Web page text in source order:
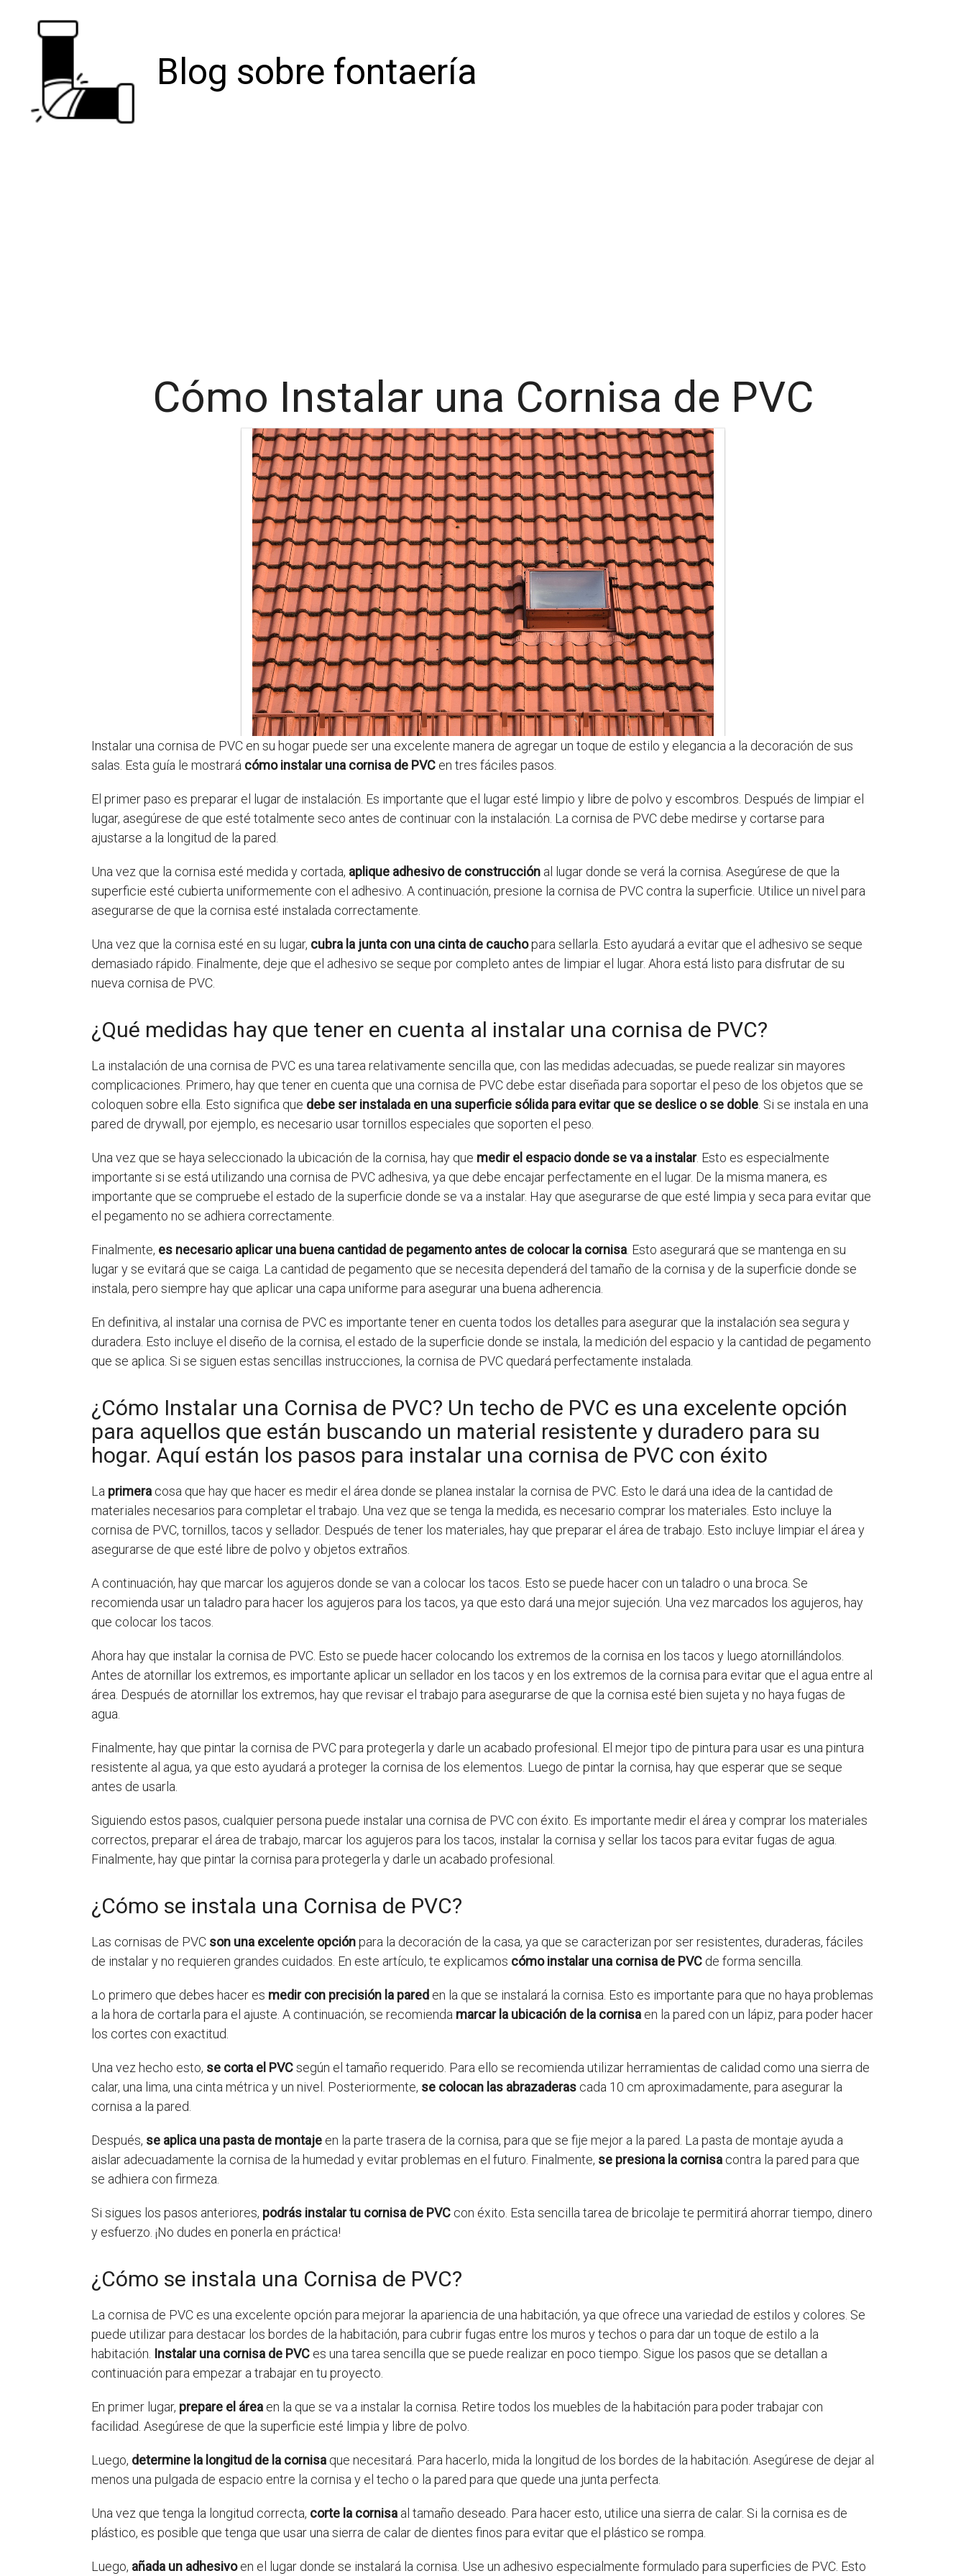
Blog sobre fontaería
Cómo Instalar una Cornisa de PVC
Instalar una cornisa de PVC en su hogar puede ser una excelente manera de agregar un toque de estilo y elegancia a la decoración de sus
salas. Esta guía le mostrará cómo instalar una cornisa de PVC en tres fáciles pasos.
El primer paso es preparar el lugar de instalación. Es importante que el lugar esté limpio y libre de polvo y escombros. Después de limpiar el
lugar, asegúrese de que esté totalmente seco antes de continuar con la instalación. La cornisa de PVC debe medirse y cortarse para
ajustarse a la longitud de la pared.
Una vez que la cornisa esté medida y cortada, aplique adhesivo de construcción al lugar donde se verá la cornisa. Asegúrese de que la
superficie esté cubierta uniformemente con el adhesivo. A continuación, presione la cornisa de PVC contra la superficie. Utilice un nivel para
asegurarse de que la cornisa esté instalada correctamente.
Una vez que la cornisa esté en su lugar, cubra la junta con una cinta de cauchopara sellarla. Esto ayudará a evitar que el adhesivo se seque
demasiado rápido. Finalmente, deje que el adhesivo se seque por completo antes de limpiar el lugar. Ahora está listo para disfrutar de su
nueva cornisa de PVC.
¿Qué medidas hay que tener en cuenta al instalar una cornisa de PVC?
La instalación de una cornisa de PVC es una tarea relativamente sencilla que, con las medidas adecuadas, se puede realizar sin mayores
complicaciones. Primero, hay que tener en cuenta que una cornisa de PVC debe estar diseñada para soportar el peso de los objetos que se
coloquen sobre ella. Esto significa que debe ser instalada en una superficie sólida para evitar que se deslice o se doble . Si se instala en una
pared de drywall, por ejemplo, es necesario usar tornillos especiales que soporten el peso.
Una vez que se haya seleccionado la ubicación de la cornisa, hay que medir el espacio donde se va a instalar. Esto es especialmente
importante si se está utilizando una cornisa de PVC adhesiva, ya que debe encajar perfectamente en el lugar. De la misma manera, es
importante que se compruebe el estado de la superficie donde se va a instalar. Hay que asegurarse de que esté limpia y seca para evitar que
el pegamento no se adhiera correctamente.
Finalmente, es necesario aplicar una buena cantidad de pegamento antes de colocar la cornisa . Esto asegurará que se mantenga en su
lugar y se evitará que se caiga. La cantidad de pegamento que se necesita dependerá del tamaño de la cornisa y de la superficie donde se
instala, pero siempre hay que aplicar una capa uniforme para asegurar una buena adherencia.
En definitiva, al instalar una cornisa de PVC es importante tener en cuenta todos los detalles para asegurar que la instalación sea segura y
duradera. Esto incluye el diseño de la cornisa, el estado de la superficie donde se instala, la medición del espacio y la cantidad de pegamento
que se aplica. Si se siguen estas sencillas instrucciones, la cornisa de PVC quedará perfectamente instalada.
¿Cómo Instalar una Cornisa de PVC? Un techo de PVC es una excelente opción
para aquellos que están buscando un material resistente y duradero para su
hogar. Aquí están los pasos para instalar una cornisa de PVC con éxito
La primera cosa que hay que hacer es medir el área donde se planea instalar la cornisa de PVC. Esto le dará una idea de la cantidad de
materiales necesarios para completar el trabajo. Una vez que se tenga la medida, es necesario comprar los materiales. Esto incluye la
cornisa de PVC, tornillos, tacos y sellador. Después de tener los materiales, hay que preparar el área de trabajo. Esto incluye limpiar el área y
asegurarse de que esté libre de polvo y objetos extraños.
A continuación, hay que marcar los agujeros donde se van a colocar los tacos. Esto se puede hacer con un taladro o una broca. Se
recomienda usar un taladro para hacer los agujeros para los tacos, ya que esto dará una mejor sujeción. Una vez marcados los agujeros, hay
que colocar los tacos.
Ahora hay que instalar la cornisa de PVC. Esto se puede hacer colocando los extremos de la cornisa en los tacos y luego atornillándolos.
Antes de atornillar los extremos, es importante aplicar un sellador en los tacos y en los extremos de la cornisa para evitar que el agua entre al
área. Después de atornillar los extremos, hay que revisar el trabajo para asegurarse de que la cornisa esté bien sujeta y no haya fugas de
agua.
Finalmente, hay que pintar la cornisa de PVC para protegerla y darle un acabado profesional. El mejor tipo de pintura para usar es una pintura
resistente al agua, ya que esto ayudará a proteger la cornisa de los elementos. Luego de pintar la cornisa, hay que esperar que se seque
antes de usarla.
Siguiendo estos pasos, cualquier persona puede instalar una cornisa de PVC con éxito. Es importante medir el área y comprar los materiales
correctos, preparar el área de trabajo, marcar los agujeros para los tacos, instalar la cornisa y sellar los tacos para evitar fugas de agua.
Finalmente, hay que pintar la cornisa para protegerla y darle un acabado profesional.
¿Cómo se instala una Cornisa de PVC?
Las cornisas de PVC son una excelente opciónpara la decoración de la casa, ya que se caracterizan por ser resistentes, duraderas, fáciles
de instalar y no requieren grandes cuidados. En este artículo, te explicamos cómo instalar una cornisa de PVC de forma sencilla.
Lo primero que debes hacer es medir con precisión la pared en la que se instalará la cornisa. Esto es importante para que no haya problemas
a la hora de cortarla para el ajuste. A continuación, se recomienda marcar la ubicación de la cornisa en la pared con un lápiz, para poder hacer
los cortes con exactitud.
Una vez hecho esto, se corta el PVCsegún el tamaño requerido. Para ello se recomienda utilizar herramientas de calidad como una sierra de
calar, una lima, una cinta métrica y un nivel. Posteriormente, se colocan las abrazaderas cada 10 cm aproximadamente, para asegurar la
cornisa a la pared.
Después, se aplica una pasta de montaje en la parte trasera de la cornisa, para que se fije mejor a la pared. La pasta de montaje ayuda a
aislar adecuadamente la cornisa de la humedad y evitar problemas en el futuro. Finalmente, se presiona la cornisa contra la pared para que
se adhiera con firmeza.
Si sigues los pasos anteriores, podrás instalar tu cornisa de PVC con éxito. Esta sencilla tarea de bricolaje te permitirá ahorrar tiempo, dinero
y esfuerzo. ¡No dudes en ponerla en práctica!
¿Cómo se instala una Cornisa de PVC?
La cornisa de PVC es una excelente opción para mejorar la apariencia de una habitación, ya que ofrece una variedad de estilos y colores. Se
puede utilizar para destacar los bordes de la habitación, para cubrir fugas entre los muros y techos o para dar un toque de estilo a la
habitación. Instalar una cornisa de PVC es una tarea sencilla que se puede realizar en poco tiempo. Sigue los pasos que se detallan a
continuación para empezar a trabajar en tu proyecto.
En primer lugar, prepare el área en la que se va a instalar la cornisa. Retire todos los muebles de la habitación para poder trabajar con
facilidad. Asegúrese de que la superficie esté limpia y libre de polvo.
Luego, determine la longitud de la cornisa que necesitará. Para hacerlo, mida la longitud de los bordes de la habitación. Asegúrese de dejar al
menos una pulgada de espacio entre la cornisa y el techo o la pared para que quede una junta perfecta.
Una vez que tenga la longitud correcta, corte la cornisa al tamaño deseado. Para hacer esto, utilice una sierra de calar. Si la cornisa es de
plástico, es posible que tenga que usar una sierra de calar de dientes finos para evitar que el plástico se rompa.
Luego, añada un adhesivoen el lugar donde se instalará la cornisa. Use un adhesivo especialmente formulado para superficies de PVC. Esto